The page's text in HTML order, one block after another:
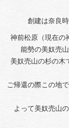
創建は奈良
神前松原（現在の
能勢の美奴売
美奴売山の杉の木
ご帰還の際この地
よって美奴売山